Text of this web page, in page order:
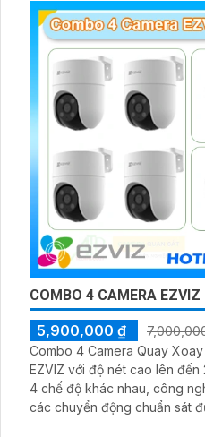
COMBO 4 CAMERA
5,900,000 ₫
Combo 4 Camera Quay
EZVIZ với độ nét cao lên đến
4 chế độ khác nhau, công
các chuyển động chuẩn sát